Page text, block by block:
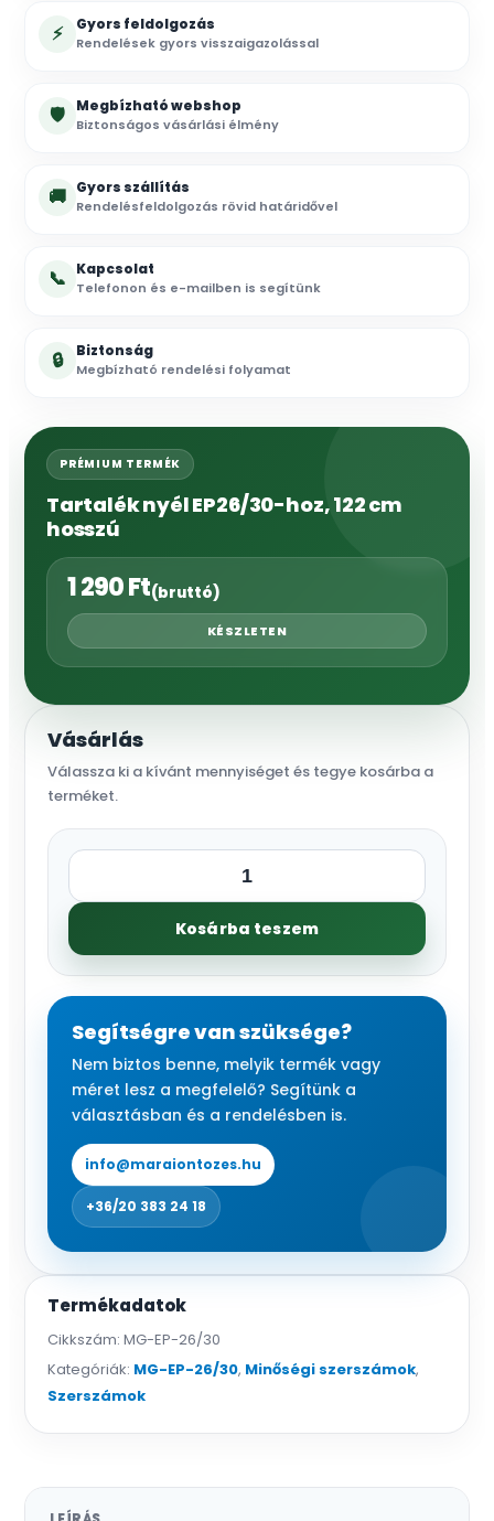
⚡ Gyors feldolgozás
Rendelések gyors visszaigazolással
🛡 Megbízható webshop
Biztonságos vásárlási élmény
🚚 Gyors szállítás
Rendelésfeldolgozás rövid határidővel
📞 Kapcsolat
Telefonon és e-mailben is segítünk
🔒 Biztonság
Megbízható rendelési folyamat
PRÉMIUM TERMÉK
Tartalék nyél EP26/30-hoz, 122 cm
hosszú
1 290Ft(bruttó)
KÉSZLETEN
Vásárlás
Válassza ki a kívánt mennyiséget és tegye kosárba a
terméket.
Tartalék
nyél
EP26/30-
122
cm
hosszú
mennyiség
Kosárba teszem
Segítségre van szüksége?
Nem biztos benne, melyik termék vagy
méret lesz a megfelelő? Segítünk a
választásban és a rendelésben is.
info@maraiontozes.hu
+36/20 383 24 18
Termékadatok
Cikkszám: MG-EP-26/30
Kategóriák: MG-EP-26/30, Minőségi szerszámok,
Szerszámok